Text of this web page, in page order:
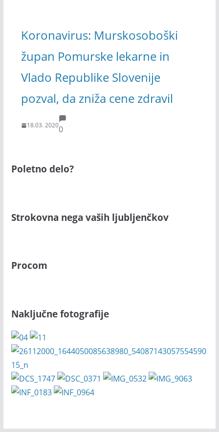
Koronavirus: Murskosoboški
župan Pomurske lekarne in
Vlado Republike Slovenije
pozval, da zniža cene zdravil
18.03. 20200
Poletno delo?
Strokovna nega vaših ljubljenčkov
Procom
Naključne fotografije